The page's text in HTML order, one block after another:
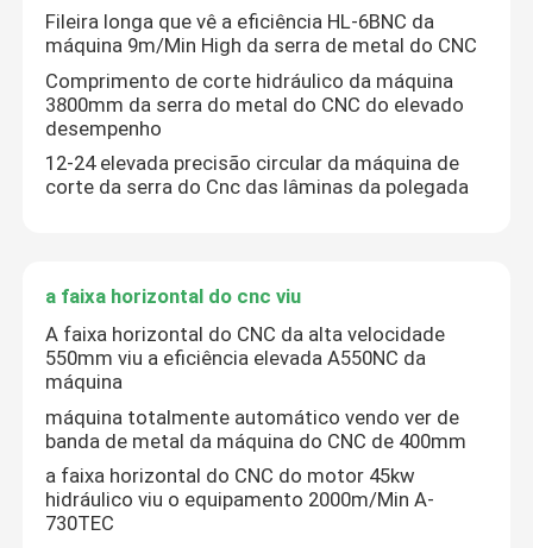
Fileira longa que vê a eficiência HL-6BNC da
máquina 9m/Min High da serra de metal do CNC
Comprimento de corte hidráulico da máquina
3800mm da serra do metal do CNC do elevado
desempenho
12-24 elevada precisão circular da máquina de
corte da serra do Cnc das lâminas da polegada
a faixa horizontal do cnc viu
A faixa horizontal do CNC da alta velocidade
550mm viu a eficiência elevada A550NC da
máquina
máquina totalmente automático vendo ver de
banda de metal da máquina do CNC de 400mm
a faixa horizontal do CNC do motor 45kw
hidráulico viu o equipamento 2000m/Min A-
730TEC